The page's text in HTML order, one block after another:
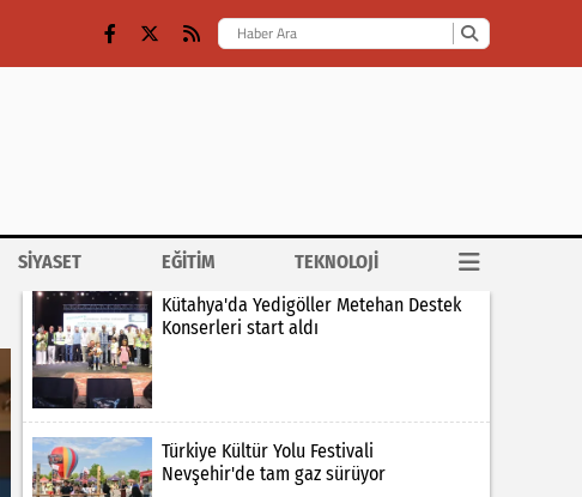
SİYASET EĞİTİM TEKNOLOJİ
Kütahya'da Yedigöller Metehan Destek
Konserleri start aldı
Türkiye Kültür Yolu Festivali
Nevşehir'de tam gaz sürüyor